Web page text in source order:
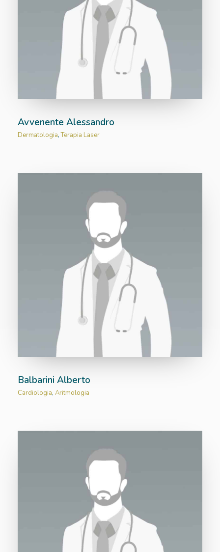
Avvenente Alessandro
Dermatologia, Terapia Laser
Balbarini Alberto
Cardiologia, Aritmologia